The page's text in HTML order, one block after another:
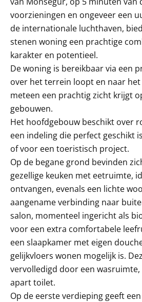
voorzieningen en ongeveer een
de internationale luchthaven,
stenen woning een prachtige
karakter en potentieel.
De woning is bereikbaar via een
over het terrein loopt en naar
meteen een prachtig zicht krijgt
gebouwen.
Het hoofdgebouw beschikt over
een indeling die perfect geschikt
of voor een toeristisch project.
Op de begane grond bevinden
gezellige keuken met eetruimte,
ontvangen, evenals een lichte
aangename verbinding naar
salon, momenteel ingericht als
voor een extra comfortabele
een slaapkamer met eigen
gelijkvloers wonen mogelijk is.
vervolledigd door een
apart toilet.
Op de eerste verdieping geeft